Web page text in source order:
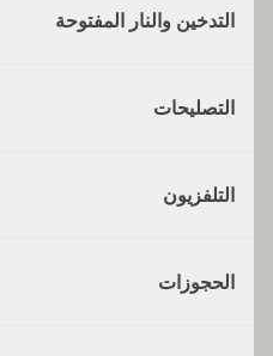
التدخين والنار المفتوحة
التصليحات
التلفزيون
الحجوزات